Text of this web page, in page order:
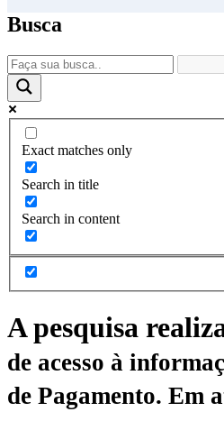
Busca
Exact matches only
Search in title
Search in content
A pesquisa
de acesso à
de Pagamento. Em